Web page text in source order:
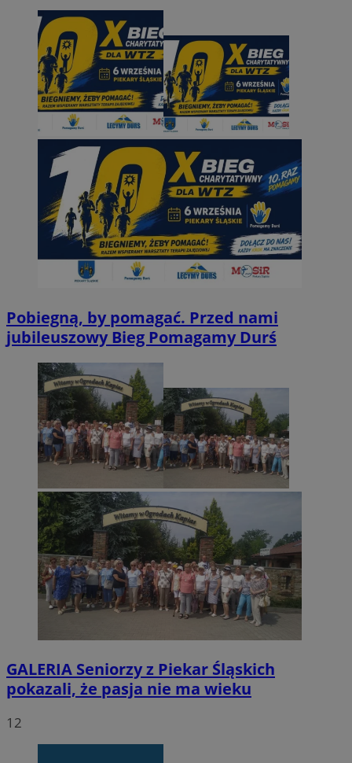
Pobiegną, by pomagać. Przed nami
jubileuszowy Bieg Pomagamy Durś
GALERIA Seniorzy z Piekar Śląskich
pokazali, że pasja nie ma wieku
12